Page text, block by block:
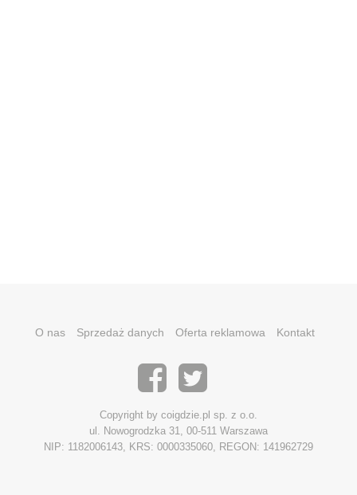
O nas Sprzedaż danych Oferta reklamowa Kontakt
Copyright by coigdzie.pl sp. z o.o.
ul. Nowogrodzka 31, 00-511 Warszawa
NIP: 1182006143, KRS: 0000335060, REGON: 141962729